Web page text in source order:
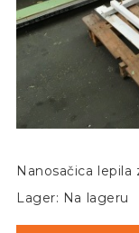
Nanosačica
Lager: Na lageru